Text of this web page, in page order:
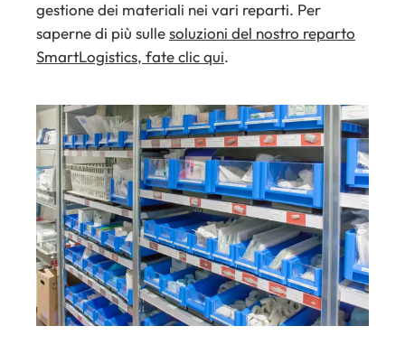
gestione dei materiali nei vari reparti. Per
saperne di più sullesoluzioni del nostro reparto
SmartLogistics, fate clic qui.